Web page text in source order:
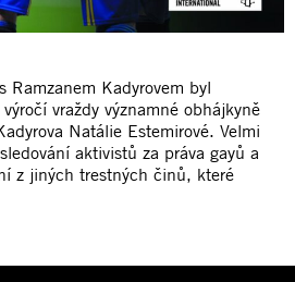
Ramzanem Kadyrovem byl
vraždy významné obhájkyně
Natálie Estemirové. Velmi
aktivistů za práva gayů a
z jiných trestných činů, které